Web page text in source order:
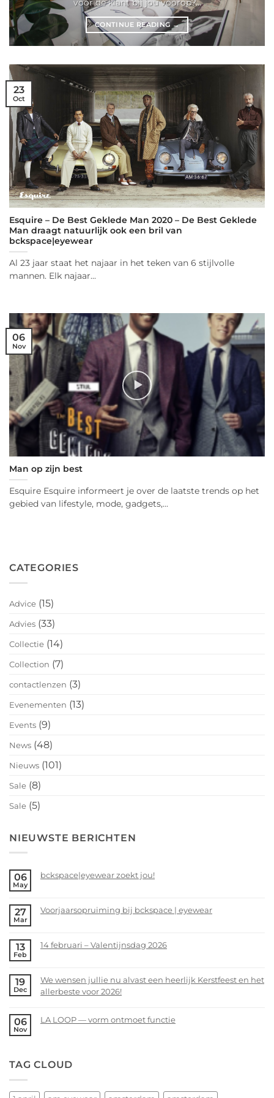
voor de klant bij jou voorop?...
CONTINUE READING →
Esquire – De Best Geklede Man 2020 – De Best Geklede
Man draagt natuurlijk ook een bril van
bckspace|eyewear
Al 23 jaar staat het najaar in het teken van 6 stijlvolle
mannen. Elk najaar...
23
Oct
Man op zijn best
Esquire Esquire informeert je over de laatste trends op het
gebied van lifestyle, mode, gadgets,...
06
Nov
CATEGORIES
Advice (15)
Advies (33)
Collectie (14)
Collection (7)
contactlenzen (3)
Evenementen (13)
Events (9)
News (48)
Nieuws (101)
Sale (8)
Sale (5)
NIEUWSTE BERICHTEN
06
May
bckspace|eyewear zoekt jou!
on
jou!
27
Mar
Voorjaarsopruiming bij bckspace | eyewear
on
bckspace
|
13
Feb
14 februari – Valentijnsdag 2026
on
14
–
19
Dec
We wensen jullie nu alvast een heerlijk Kerstfeest en het
allerbeste voor 2026!
Comments
jullie
06
Nov
LA LOOP — vorm ontmoet functie
LA
—
TAG CLOUD